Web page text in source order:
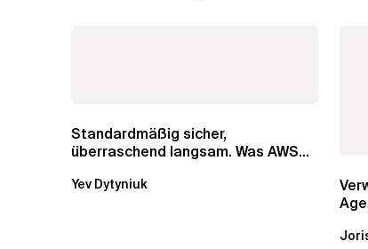
Standardmäßig sicher,
überraschend langsam. Was AWS
Yev Dytyniuk